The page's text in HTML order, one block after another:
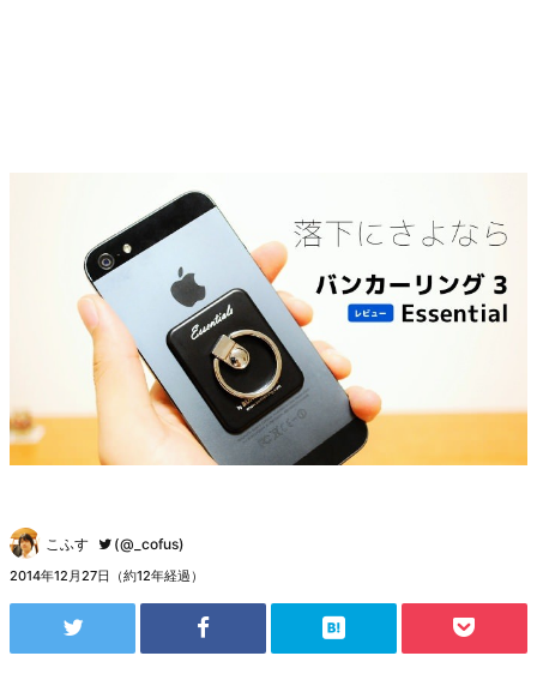
こふす (@_cofus)
2014年12月27日（約12年経過）